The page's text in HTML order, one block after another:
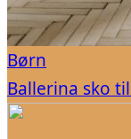
Børn
Ballerina sko